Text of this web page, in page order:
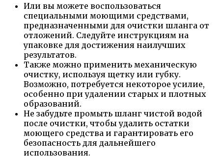
Или вы можете воспользоваться
специальными моющими средствами,
предназначенными для очистки шланга от
отложений. Следуйте инструкциям на
упаковке для достижения наилучших
результатов.
Также можно применить механическую
очистку, используя щетку или губку.
Возможно, потребуется некоторое усилие,
особенно при удалении старых и плотных
образований.
Не забудьте промыть шланг чистой водой
после очистки, чтобы удалить остатки
моющего средства и гарантировать его
безопасность для дальнейшего
использования.